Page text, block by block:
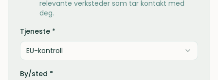
relevante verksteder som tar kontakt med
deg.
Tjeneste *
EU-kontroll
By/sted *